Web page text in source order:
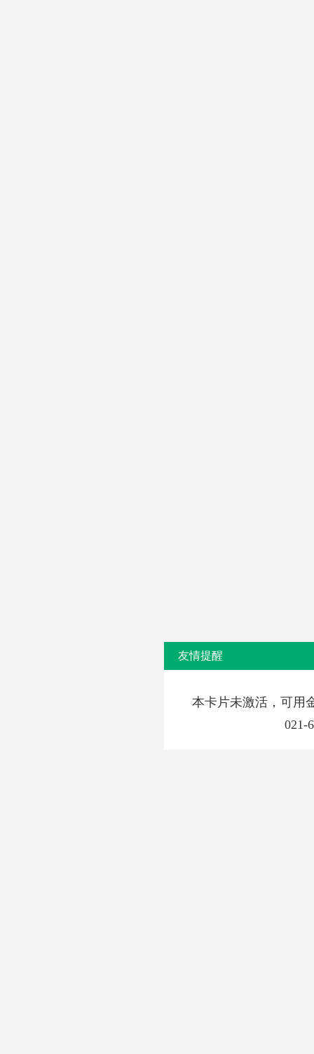
友情提醒
本卡片未激活，可用
021-